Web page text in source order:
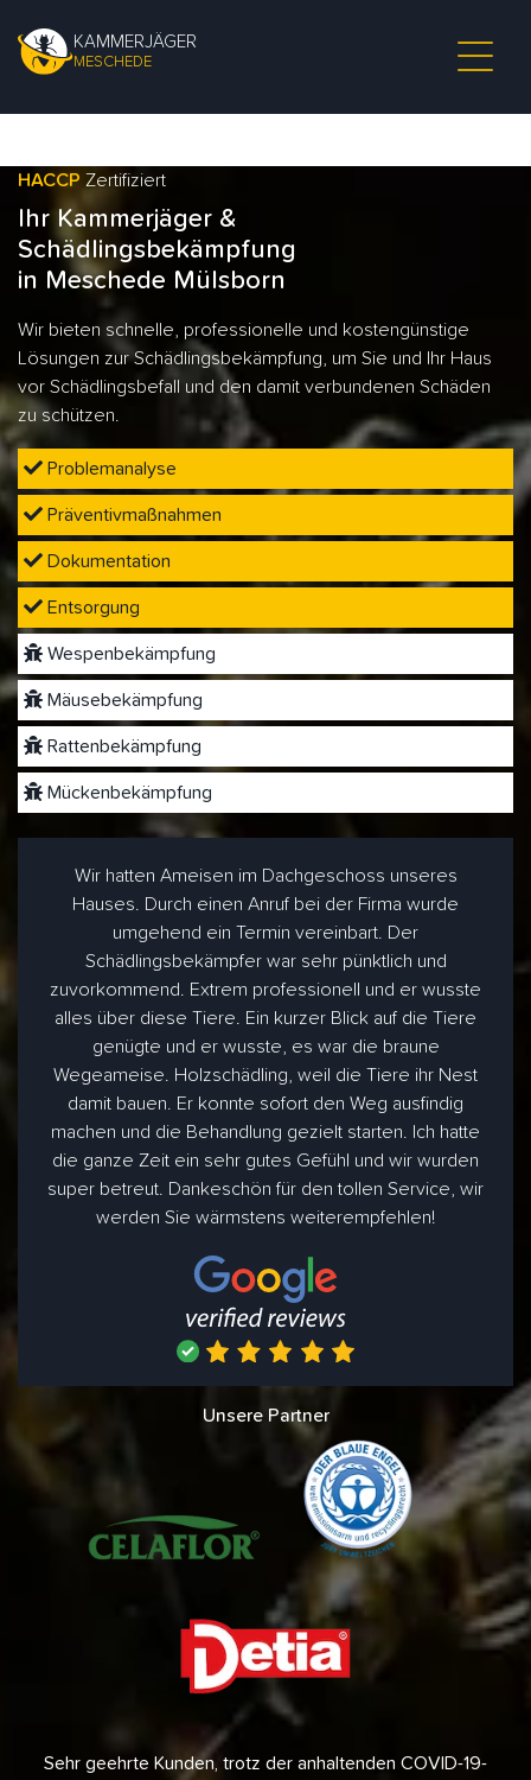
KAMMERJÄGER
MESCHEDE
HACCP Zertifiziert
Ihr Kammerjäger &
Schädlingsbekämpfung
in Meschede Mülsborn
Wir bieten schnelle, professionelle und kostengünstige
Lösungen zur Schädlingsbekämpfung, um Sie und Ihr Haus
vor Schädlingsbefall und den damit verbundenen Schäden
zu schützen.
Problemanalyse
Präventivmaßnahmen
Dokumentation
Entsorgung
Wespenbekämpfung
Mäusebekämpfung
Rattenbekämpfung
Mückenbekämpfung
Wir hatten Ameisen im Dachgeschoss unseres
Hauses. Durch einen Anruf bei der Firma wurde
umgehend ein Termin vereinbart. Der
Schädlingsbekämpfer war sehr pünktlich und
zuvorkommend. Extrem professionell und er wusste
alles über diese Tiere. Ein kurzer Blick auf die Tiere
genügte und er wusste, es war die braune
Wegeameise. Holzschädling, weil die Tiere ihr Nest
damit bauen. Er konnte sofort den Weg ausfindig
machen und die Behandlung gezielt starten. Ich hatte
die ganze Zeit ein sehr gutes Gefühl und wir wurden
super betreut. Dankeschön für den tollen Service, wir
werden Sie wärmstens weiterempfehlen!
Unsere Partner
Sehr geehrte Kunden, trotz der anhaltenden COVID-19-